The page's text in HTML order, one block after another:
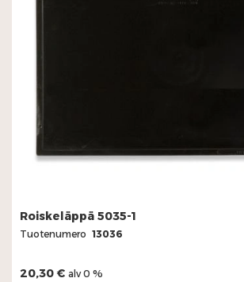
Roiskeläppä 5035-1
Tuotenumero 13036
20,30 € alv 0 %